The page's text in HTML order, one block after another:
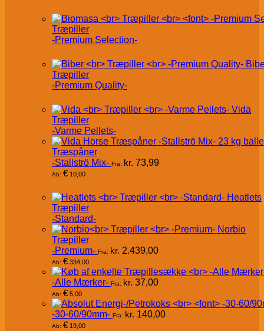
Træpiller
-Premium Selection-
Træpiller
-Premium Quality-
Vida
Træpiller
-Varme Pellets-
Træspåner
-Stallströ Mix- Fra: kr. 73,99
Ab: € 10,00
Heatlets
Træpiller
-Standard-
Norbio
Træpiller
-Premium- Fra: kr. 2.439,00
Ab: € 334,00
-Alle Mærker- Fra: kr. 37,00
Ab: € 5,00
-30-60/90mm- Fra: kr. 140,00
Ab: € 19,00